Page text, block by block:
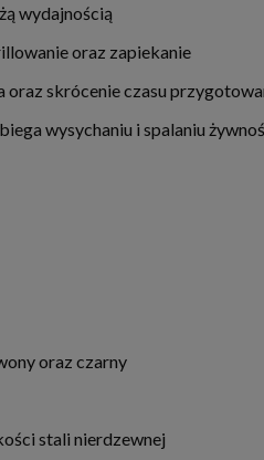
wydajnością
oraz zapiekanie
oraz skrócenie czasu
wysychaniu i spalaniu
oraz czarny
stali nierdzewnej